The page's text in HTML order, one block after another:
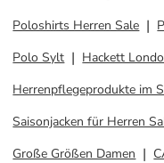
Poloshirts Herren Sale
Polo Sylt
Hackett
Herrenpflegeprodukte im
Saisonjacken für Herren
Große Größen Damen